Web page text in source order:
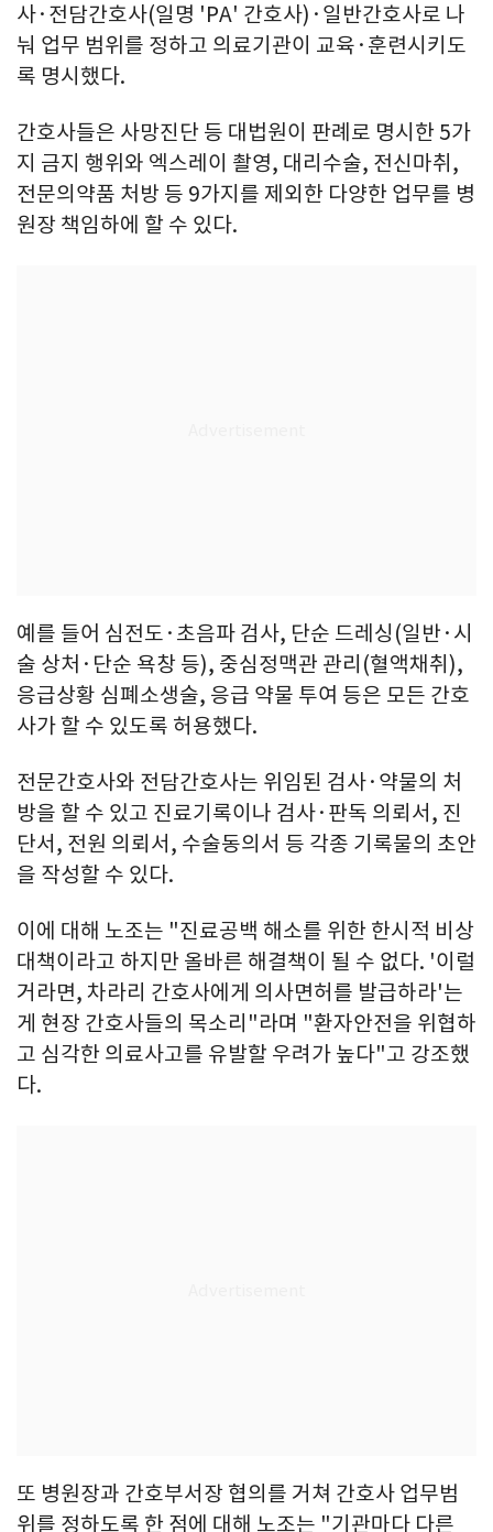
사·전담간호사(일명 'PA' 간호사)·일반간호사로 나
눠 업무 범위를 정하고 의료기관이 교육·훈련시키도
록 명시했다.
간호사들은 사망진단 등 대법원이 판례로 명시한 5가
지 금지 행위와 엑스레이 촬영, 대리수술, 전신마취,
전문의약품 처방 등 9가지를 제외한 다양한 업무를 병
원장 책임하에 할 수 있다.
예를 들어 심전도·초음파 검사, 단순 드레싱(일반·시
술 상처·단순 욕창 등), 중심정맥관 관리(혈액채취),
응급상황 심폐소생술, 응급 약물 투여 등은 모든 간호
사가 할 수 있도록 허용했다.
전문간호사와 전담간호사는 위임된 검사·약물의 처
방을 할 수 있고 진료기록이나 검사·판독 의뢰서, 진
단서, 전원 의뢰서, 수술동의서 등 각종 기록물의 초안
을 작성할 수 있다.
이에 대해 노조는 "진료공백 해소를 위한 한시적 비상
대책이라고 하지만 올바른 해결책이 될 수 없다. '이럴
거라면, 차라리 간호사에게 의사면허를 발급하라'는
게 현장 간호사들의 목소리"라며 "환자안전을 위협하
고 심각한 의료사고를 유발할 우려가 높다"고 강조했
다.
또 병원장과 간호부서장 협의를 거쳐 간호사 업무범
위를 정하도록 한 점에 대해 노조는 "기관마다 다른